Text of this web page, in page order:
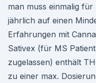
man muss einmalig
jährlich auf einen
Erfahrungen mit
Sativex (für MS
zugelassen) enthält
zu einer max.